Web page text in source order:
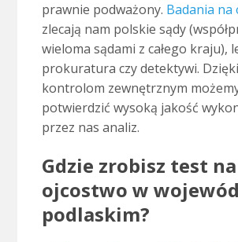
prawnie podważony. Badania na
zlecają nam polskie sądy
wieloma sądami z całego kraju),
prokuratura czy detektywi.
kontrolom zewnętrznym
potwierdzić wysoką jakość
przez nas analiz.
Gdzie zrobisz test na
ojcostwo w
podlaskim?